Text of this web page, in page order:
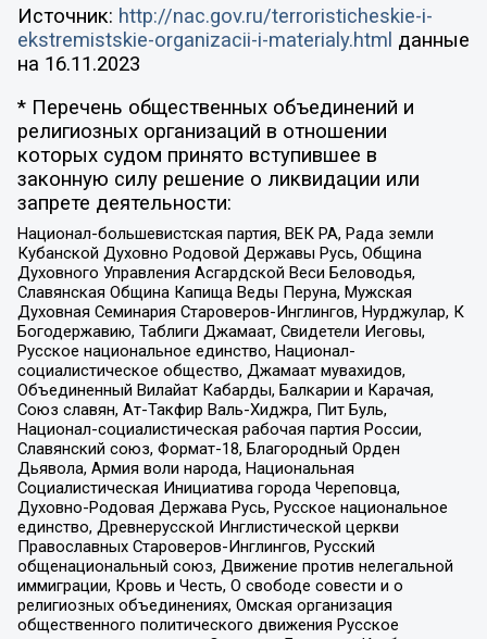
Источник: http://nac.gov.ru/terroristicheskie-i-
ekstremistskie-organizacii-i-materialy.html данные
на 16.11.2023
* Перечень общественных объединений и
религиозных организаций в отношении
которых судом принято вступившее в
законную силу решение о ликвидации или
запрете деятельности:
Национал-большевистская партия, ВЕК РА, Рада земли
Кубанской Духовно Родовой Державы Русь, Община
Духовного Управления Асгардской Веси Беловодья,
Славянская Община Капища Веды Перуна, Мужская
Духовная Семинария Староверов-Инглингов, Нурджулар, К
Богодержавию, Таблиги Джамаат, Свидетели Иеговы,
Русское национальное единство, Национал-
социалистическое общество, Джамаат мувахидов,
Объединенный Вилайат Кабарды, Балкарии и Карачая,
Союз славян, Ат-Такфир Валь-Хиджра, Пит Буль,
Национал-социалистическая рабочая партия России,
Славянский союз, Формат-18, Благородный Орден
Дьявола, Армия воли народа, Национальная
Социалистическая Инициатива города Череповца,
Духовно-Родовая Держава Русь, Русское национальное
единство, Древнерусской Инглистической церкви
Православных Староверов-Инглингов, Русский
общенациональный союз, Движение против нелегальной
иммиграции, Кровь и Честь, О свободе совести и о
религиозных объединениях, Омская организация
общественного политического движения Русское